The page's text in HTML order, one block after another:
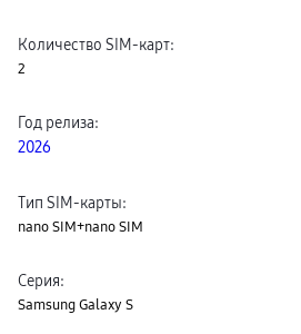
Количество SIM-карт:
2
Год релиза:
2026
Тип SIM-карты:
nano SIM+nano SIM
Серия:
Samsung Galaxy S